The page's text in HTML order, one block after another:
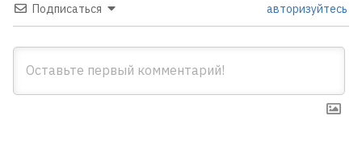
Подписаться авторизуйтесь